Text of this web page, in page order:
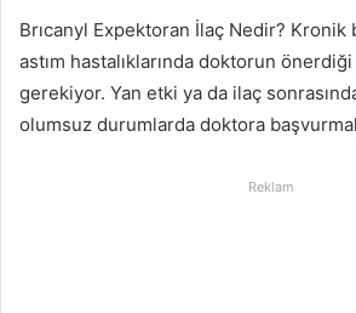
Brıcanyl Expektoran İlaç Nedir?
astım hastalıklarında doktorun
gerekiyor. Yan etki ya da ilaç
olumsuz durumlarda doktora
Reklam